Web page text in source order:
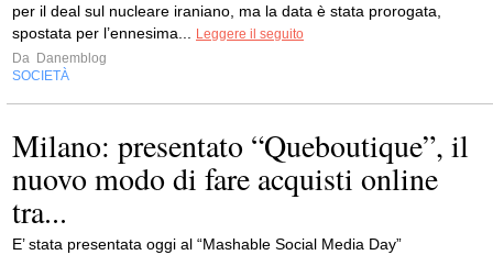
per il deal sul nucleare iraniano, ma la data è stata prorogata,
spostata per l’ennesima...
Leggere il seguito
Da Danemblog
SOCIETÀ
Milano: presentato “Queboutique”, il
nuovo modo di fare acquisti online
tra...
E’ stata presentata oggi al “Mashable Social Media Day”